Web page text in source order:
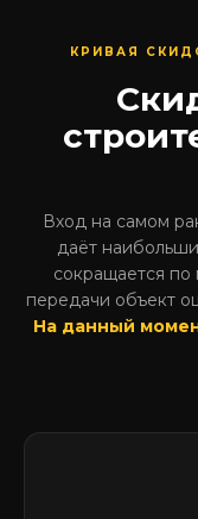
КРИВАЯ
Вход на самом
даёт
сокращается по
передачи объект
На данный